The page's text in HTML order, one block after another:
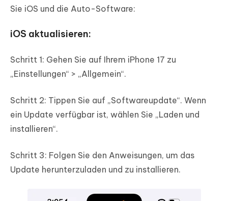
Sie iOS und die Auto-Software:
iOS aktualisieren:
Schritt 1: Gehen Sie auf Ihrem iPhone 17 zu
„Einstellungen“ > „Allgemein“.
Schritt 2: Tippen Sie auf „Softwareupdate“. Wenn
ein Update verfügbar ist, wählen Sie „Laden und
installieren“.
Schritt 3: Folgen Sie den Anweisungen, um das
Update herunterzuladen und zu installieren.